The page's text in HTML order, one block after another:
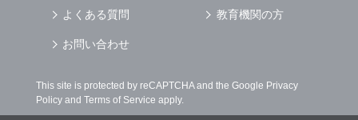
よくある質問
お問い合わせ
教育機関の方
This site is protected by reCAPTCHA and the Google Privacy
Policyand Terms of Service apply.